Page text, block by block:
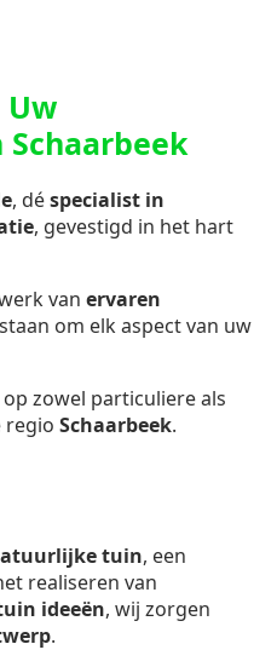
Uw
, déspecialist in
, gevestigd in het hart
van ervaren
om elk aspect van uw
zowel particuliere als
regio Schaarbeek.
tuin, een
realiseren van
ideeën, wij zorgen
.